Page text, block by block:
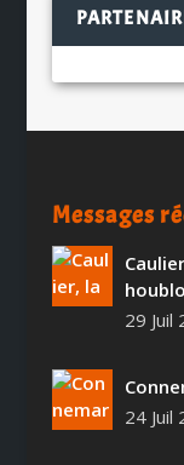
Messages
29 Juil
24 Juil